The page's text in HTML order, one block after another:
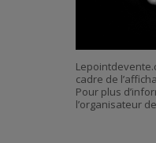
cadre de
Pour plus
l’organisateur